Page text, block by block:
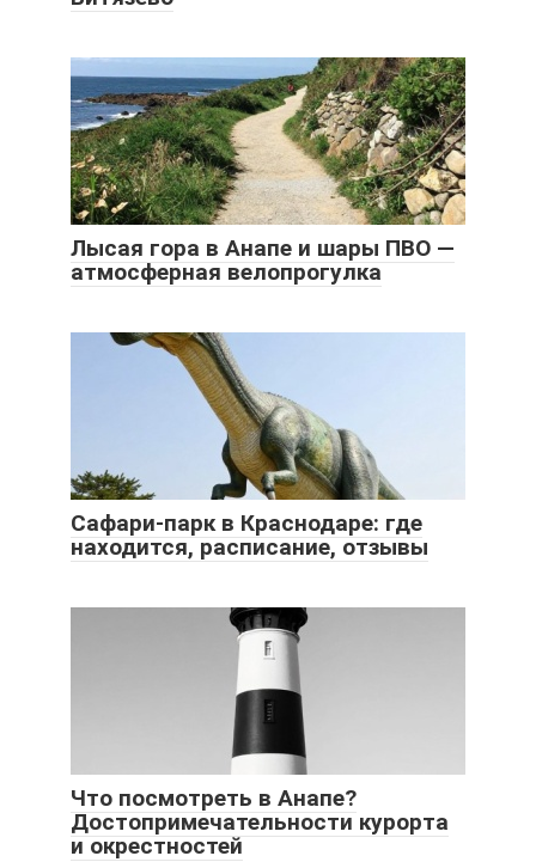
Лысая гора в Анапе и шары ПВО —
атмосферная велопрогулка
Сафари-парк в Краснодаре: где
находится, расписание, отзывы
Что посмотреть в Анапе?
Достопримечательности курорта
и окрестностей